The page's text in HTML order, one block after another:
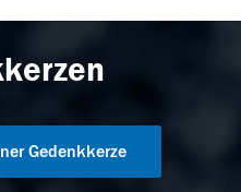
Gedenkkerze